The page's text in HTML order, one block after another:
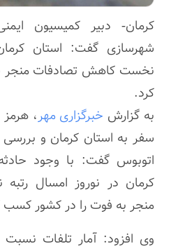
کرمان- دبیر کمیسیون
شهرسازی گفت: استان
نخست کاهش تصادفات منجر
کرد.
به گزارش خبرگزاری مهر،
سفر به استان کرمان و بررسی
اتوبوس گفت: با وجود
کرمان در نوروز امسال
منجر به فوت را در کشور کسب
وی افزود: آمار تلفات